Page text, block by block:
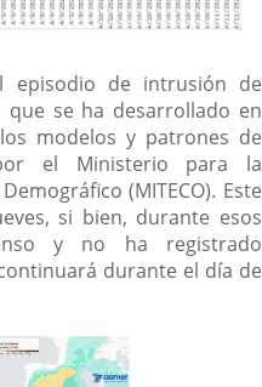
episodio de intrusión de
se ha desarrollado en
modelos y patrones de
el Ministerio para la
(MITECO). Este
si bien, durante esos
y no ha registrado
durante el día de